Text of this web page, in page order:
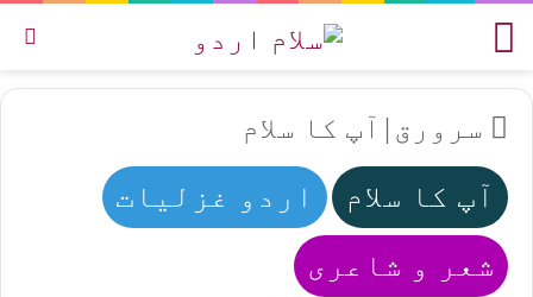
سرورق | آپ کا سلام
آپ کا سلام
اردو غزلیات
شعر و شاعری